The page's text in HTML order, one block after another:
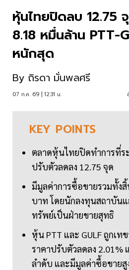
หุ้นไทยปิดลบ 12.75
8.18 หมื่นล้าน PTT-
หนักสุด
By ถิรดา มั่นพลศรี
07 ก.ค. 69 | 12:31 น.
KEY POINTS
ตลาดหุ้นไทยปิดทำการที่ร
ปรับตัวลดลง 12.75 จุด
มีมูลค่าการซื้อขายรวมทั้ง
บาท โดยนักลงทุนสถาบั
ทรัพย์เป็นฝ่ายขายสุทธิ
หุ้น PTT และ GULF ถูกเท
ราคาปรับตัวลดลง 2.01%
ลำดับ และมีมูลค่าซื้อขาย